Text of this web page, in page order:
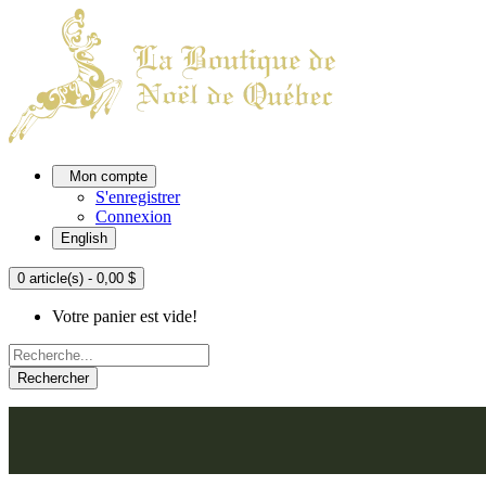
Mon compte
S'enregistrer
Connexion
English
0 article(s) - 0,00 $
Votre panier est vide!
Rechercher